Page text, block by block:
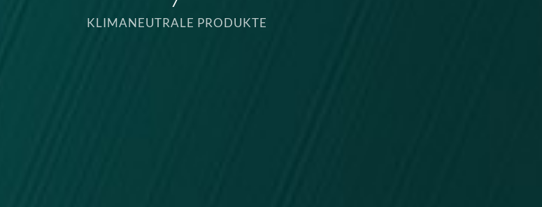
KLIMANEUTRALE PRODUKTE